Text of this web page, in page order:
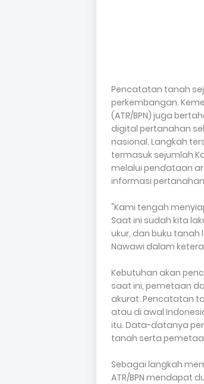
Pencatatan tanah
perkembangan.
(ATR/BPN) juga
digital pertanahan
nasional. Langkah
termasuk sejumlah
melalui pendataan
informasi
"Kami tengah
Saat ini sudah kita
ukur, dan buku tanah
Nawawi dalam
Kebutuhan akan
saat ini, pemetaan
akurat. Pencatatan
atau di awal
itu. Data-datanya
tanah serta
Sebagai langkah
ATR/BPN mendapat